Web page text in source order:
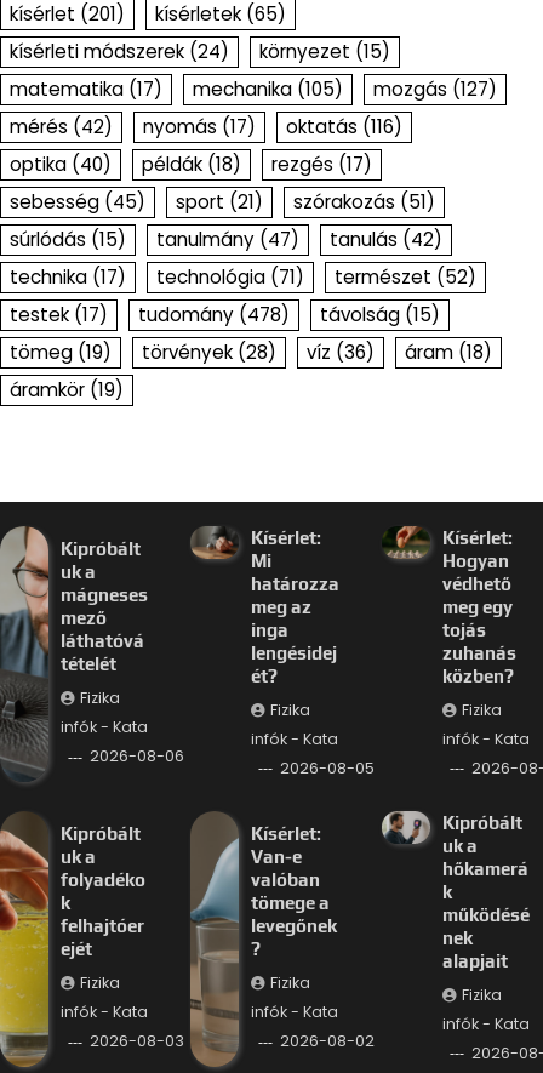
kísérlet (201) kísérletek (65)
kísérleti módszerek (24) környezet (15)
matematika (17) mechanika (105) mozgás (127)
mérés (42) nyomás (17) oktatás (116)
optika (40) példák (18) rezgés (17)
sebesség (45) sport (21) szórakozás (51)
súrlódás (15) tanulmány (47) tanulás (42)
technika (17) technológia (71) természet (52)
testek (17) tudomány (478) távolság (15)
tömeg (19) törvények (28) víz (36) áram (18)
áramkör (19)
Kipróbált
uk a
mágneses
mező
láthatóvá
tételét
Fizika
infók - Kata
2026-08-06
Kísérlet:
Mi
határozza
meg az
inga
lengésidej
ét?
Fizika
infók - Kata
2026-08-05
Kísérlet:
Hogyan
védhető
meg egy
tojás
zuhanás
közben?
Fizika
infók - Kata
2026-
Kipróbált
uk a
folyadéko
k
felhajtóer
ejét
Fizika
infók - Kata
2026-08-03
Kísérlet:
Van-e
valóban
tömege a
levegőnek
?
Fizika
infók - Kata
2026-08-02
Kipróbált
uk a
hőkamerá
k
működésé
nek
alapjait
Fizika
infók - Kata
2026-